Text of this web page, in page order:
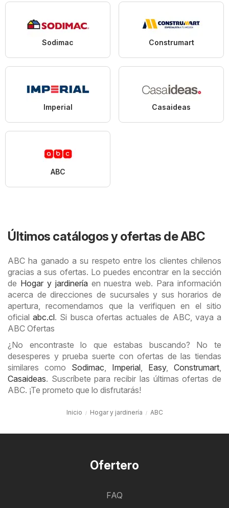
Sodimac Construmart
Imperial Casaideas
ABC
Últimos catálogos y ofertas de ABC
ABC ha ganado a su respeto entre los clientes chilenos
gracias a sus ofertas. Lo puedes encontrar en la sección
de Hogar y jardineríaen nuestra web. Para información
acerca de direcciones de sucursales y sus horarios de
apertura, recomendamos que la verifiquen en el sitio
oficialabc.cl. Si busca ofertas actuales de ABC, vaya a
ABC Ofertas
¿No encontraste lo que estabas buscando? No te
desesperes y prueba suerte con ofertas de las tiendas
similares como Sodimac, Imperial, Easy, Construmart,
Casaideas. Suscríbete para recibir las últimas ofertas de
ABC. ¡Te prometo que lo disfrutarás!
Inicio Hogar y jardinería ABC
Ofertero
FAQ